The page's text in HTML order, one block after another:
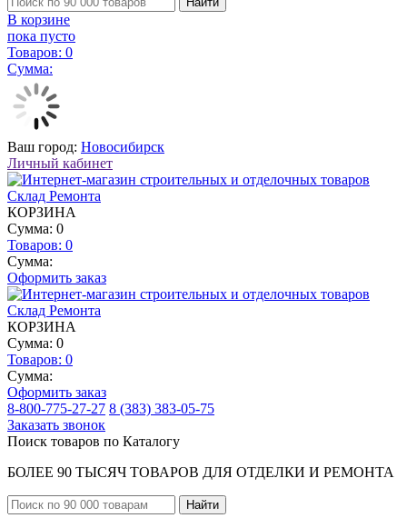
В корзине
пока пусто
Товаров: 0
Сумма:
Ваш город: Новосибирск
Личный кабинет
КОРЗИНА
Сумма: 0
Товаров: 0
Сумма:
Оформить заказ
КОРЗИНА
Сумма: 0
Товаров: 0
Сумма:
Оформить заказ
8-800-775-27-27 8 (383) 383-05-75
Заказать звонок
Поиск товаров по Каталогу
БОЛЕЕ 90 ТЫСЯЧ ТОВАРОВ ДЛЯ ОТДЕЛКИ И РЕМОНТА